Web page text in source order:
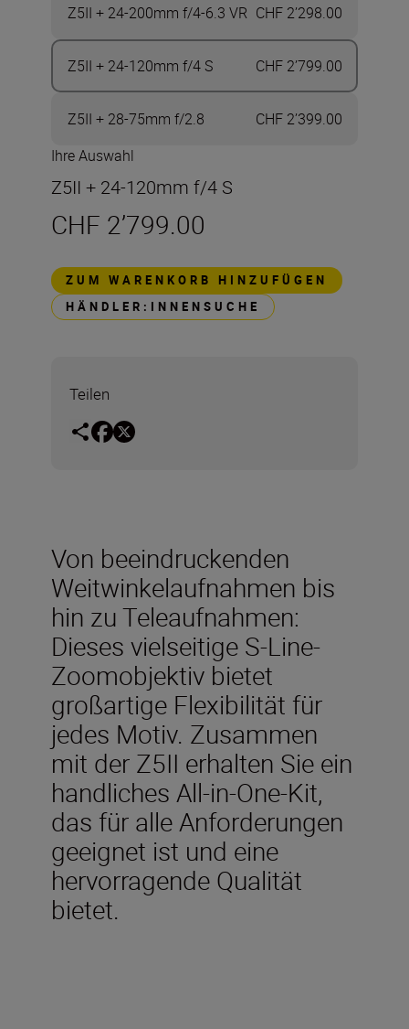
Z5II + 24-200mm f/4-6.3 VR CHF 2’298.00
Z5II + 24-120mm f/4 S CHF 2’799.00
Z5II + 28-75mm f/2.8
CHF 2’399.00
Ihre Auswahl
Z5II + 24-120mm f/4 S
CHF 2’799.00
ZUM WARENKORB HINZUFÜGEN
HÄNDLER:INNENSUCHE
Teilen
Von beeindruckenden
Weitwinkelaufnahmen bis
hin zu Teleaufnahmen:
Dieses vielseitige S-Line-
Zoomobjektiv bietet
großartige Flexibilität für
jedes Motiv. Zusammen
mit der Z5II erhalten Sie ein
handliches All-in-One-Kit,
das für alle Anforderungen
geeignet ist und eine
hervorragende Qualität
bietet.